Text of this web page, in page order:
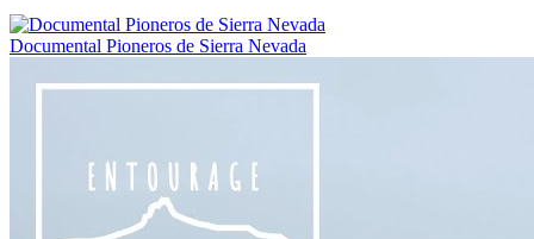
Documental Pioneros de Sierra Nevada